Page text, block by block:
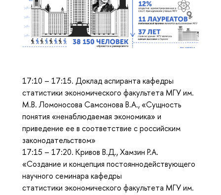
17:10 – 17:15. Доклад аспиранта кафедры
статистики экономического факультета МГУ им.
М.В. Ломоносова Самсонова В.А., «Сущность
понятия «ненаблюдаемая экономика» и
приведение ее в соответствие с российским
законодательством»
17:15 – 17:20. Кривов В.Д., Хамзин Р.А.
«Создание и концепция постояннодействующего
научного семинара кафедры
статистики экономического факультета МГУ им.